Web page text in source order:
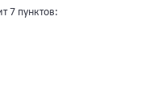
7 пунктов: